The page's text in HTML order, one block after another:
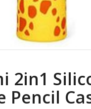
2in1
Pencil